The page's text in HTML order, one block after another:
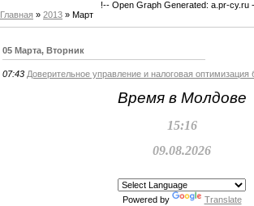
!-- Open Graph Generated: a.pr-cy.ru
Главная » 2013 » Март
05 Марта, Вторник
07:43 Доверительное управление и налоговая
Время в Молдове
15:16
09.08.2026
Powered by Translate